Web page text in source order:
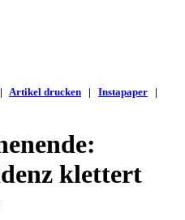
| Artikel drucken | Instapaper |
klettert